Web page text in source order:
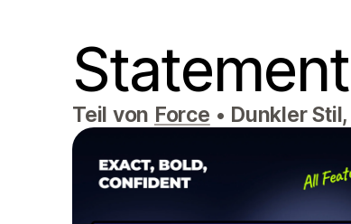
Statement
Teil von Force • Dunkler